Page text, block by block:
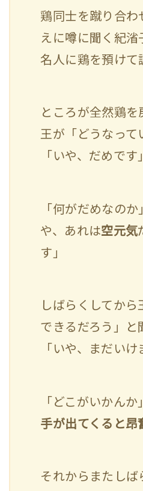
鶏同士を蹴り合わ
えに噂に聞く紀渻
名人に鶏を預けて
ところが全然鶏を
王が「どうなって
「いや、だめです」
「何がだめなの
や、あれは空元気
す」
しばらくしてから
できるだろう」と
「いや、まだいけ
「どこがいかん
手が出てくると昂
それからまたしば